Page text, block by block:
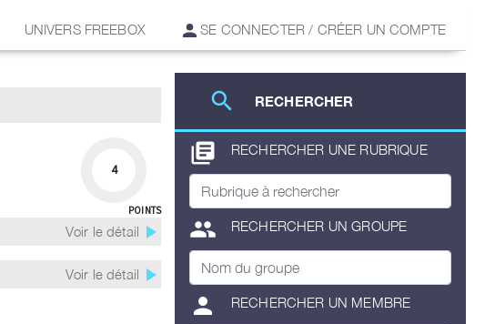
UNIVERS FREEBOX SE CONNECTER / CRÉER UN COMPTE
search RECHERCHER
library_books RECHERCHER UNE RUBRIQUE
group RECHERCHER UN GROUPE
person RECHERCHER UN MEMBRE
4
POINTS
Voir le détail play_arrow
Voir le détail play_arrow